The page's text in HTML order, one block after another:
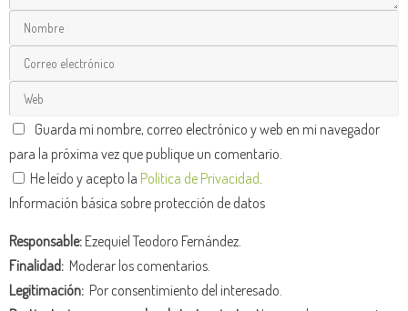
Guarda mi nombre, correo electrónico y web en mi navegador
para la próxima vez que publique un comentario.
He leído y acepto la Política de Privacidad
Información básica sobre protección de datos
Responsable:Ezequiel Teodoro Fernández.
Finalidad: Moderar los comentarios.
Legitimación: Por consentimiento del interesado.